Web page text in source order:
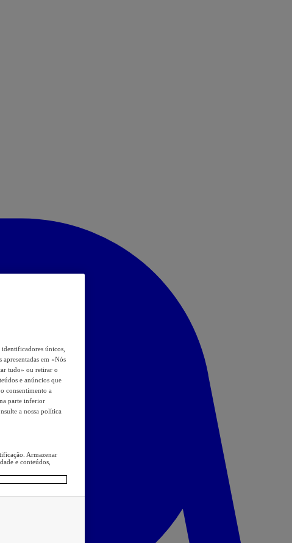
identificadores únicos,
em «Nós
tudo» ou retirar o
e anúncios que
consentimento a
parte inferior
a nossa política
Armazenar
e conteúdos,